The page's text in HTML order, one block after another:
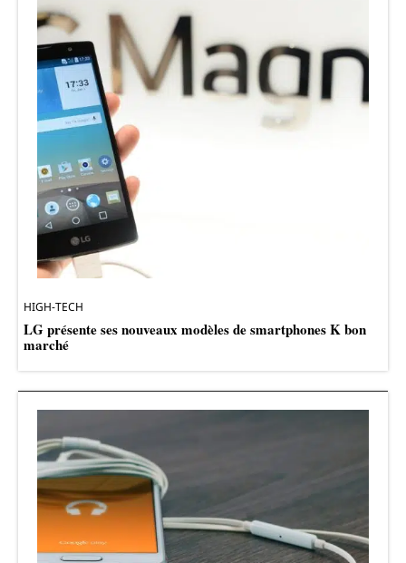
HIGH-TECH
LG présente ses nouveaux modèles de smartphones K bon
marché